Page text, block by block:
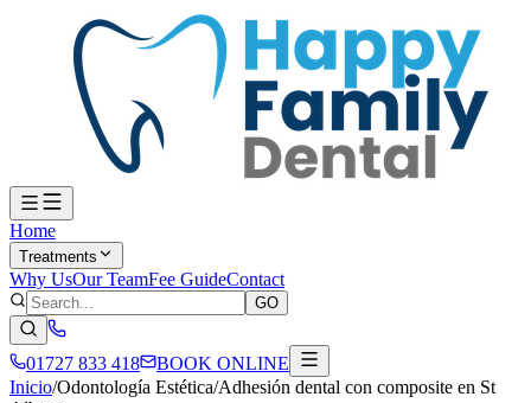
Home
Treatments
Why UsOur TeamFee GuideContact
GO
01727 833 418
BOOK ONLINE
Inicio/Odontología Estética/Adhesión dental con composite en St